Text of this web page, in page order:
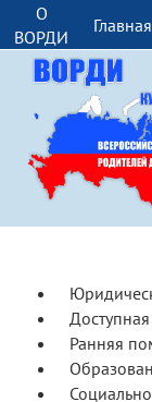
О
ВОРДИ
Главная
Ранняя